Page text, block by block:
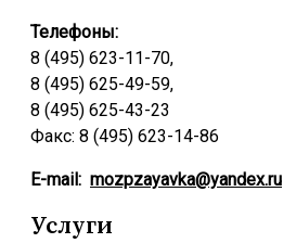
Телефоны:
8 (495) 623-11-70,
8 (495) 625-49-59,
8 (495) 625-43-23
Факс: 8 (495) 623-14-86
E-mail: mozpzayavka@yandex.ru
Услуги